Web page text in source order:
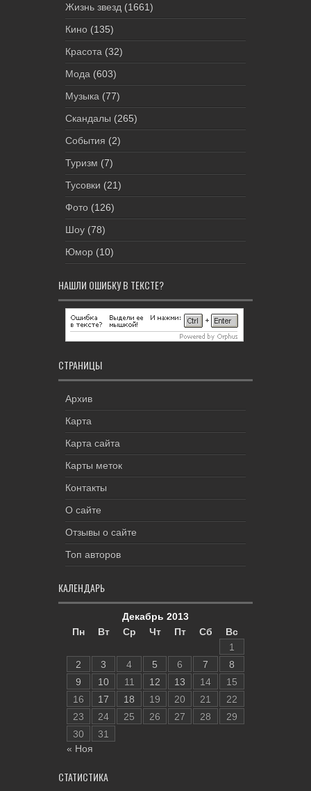
Жизнь звезд (1661)
Кино (135)
Красота (32)
Мода (603)
Музыка (77)
Скандалы (265)
События (2)
Туризм (7)
Тусовки (21)
Фото (126)
Шоу (78)
Юмор (10)
НАШЛИ ОШИБКУ В ТЕКСТЕ?
СТРАНИЦЫ
Архив
Карта
Карта сайта
Карты меток
Контакты
О сайте
Отзывы о сайте
Топ авторов
КАЛЕНДАРЬ
Декабрь 2013
Пн
Вт Ср Чт Пт Сб Вс
« Ноя
1
2
3 4 5 6 7
8
9
10 11 12 13 14
15
16
17 18 19 20 21
22
23
24 25 26 27 28
29
30
31
СТАТИСТИКА